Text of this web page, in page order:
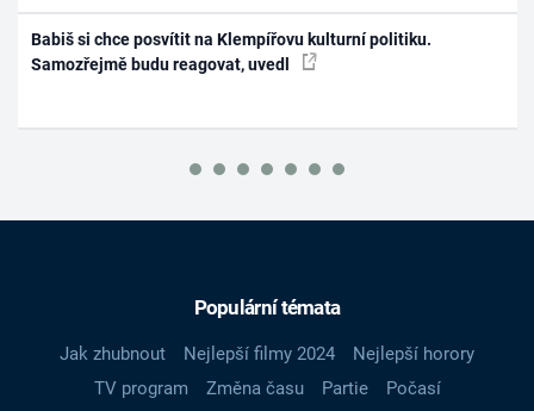
Babiš si chce posvítit na Klempířovu kulturní politiku.
Samozřejmě budu reagovat, uvedl
Populární témata
Jak zhubnout Nejlepší filmy 2024
Nejlepší horory
TV program
Změna času Partie
Počasí